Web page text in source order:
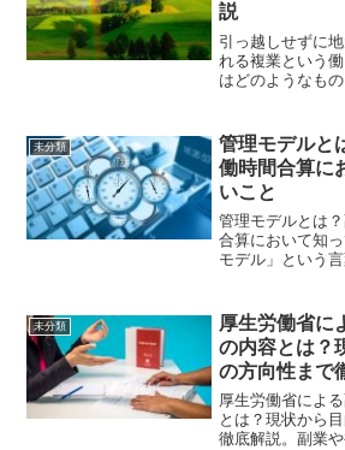
説
引っ越しせずに
れる複業という
はどのようなも
業に携わるとい
地方における人材
未分類
管理モデルと
働時間合算に
いこと
管理モデルとは
合算において知
モデル」という
必要だった労働
が可能になりま
未分類
厚生労働省に
の内容とは？
の方向性まで
厚生労働省によ
とは？現状から
徹底解説。副業